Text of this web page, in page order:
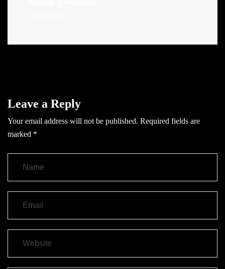
Leave a Reply
Your email address will not be published. Required fields are
marked *